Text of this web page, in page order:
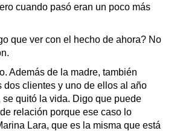
cuando pasó eran un poco más
que ver con el hecho de ahora? No
Además de la madre, también
dos clientes y uno de ellos al año
quitó la vida. Digo que puede
relación porque ese caso lo
Lara, que es la misma que está